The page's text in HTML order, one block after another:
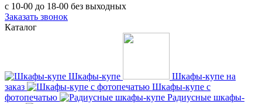
с 10-00 до 18-00 без выходных
Заказать звонок
Каталог
Шкафы-купе
Шкафы-купе на
заказ
Шкафы-купе с
фотопечатью
Радиусные шкафы-